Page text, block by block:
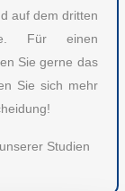
auf dem dritten
Für einen
Sie gerne das
Sie sich mehr
Studien